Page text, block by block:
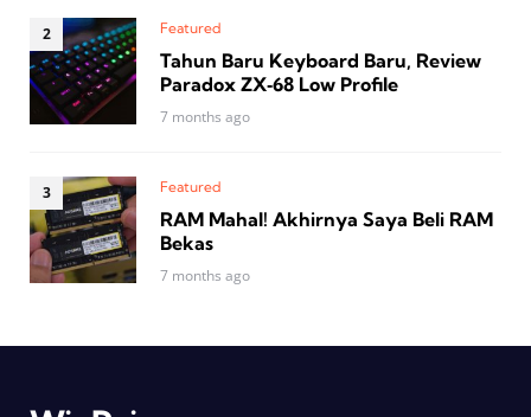
Featured
Tahun Baru Keyboard Baru, Review
Paradox ZX‑68 Low Profile
7 months ago
Featured
RAM Mahal! Akhirnya Saya Beli RAM
Bekas
7 months ago